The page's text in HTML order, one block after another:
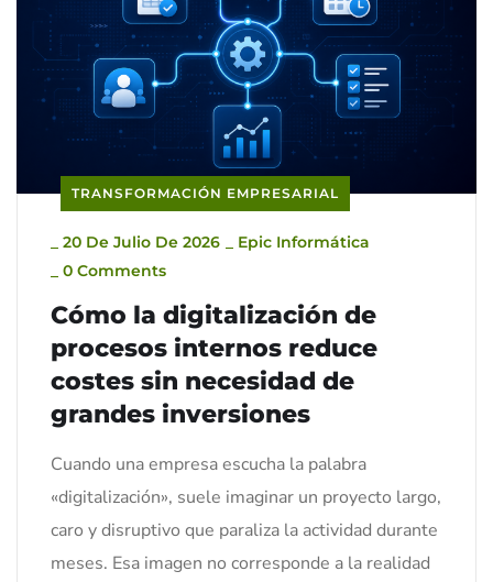
TRANSFORMACIÓN EMPRESARIAL
20 De Julio De 2026
Epic Informática
0 Comments
Cómo la digitalización de
procesos internos reduce
costes sin necesidad de
grandes inversiones
Cuando una empresa escucha la palabra
«digitalización», suele imaginar un proyecto largo,
caro y disruptivo que paraliza la actividad durante
meses. Esa imagen no corresponde a la realidad